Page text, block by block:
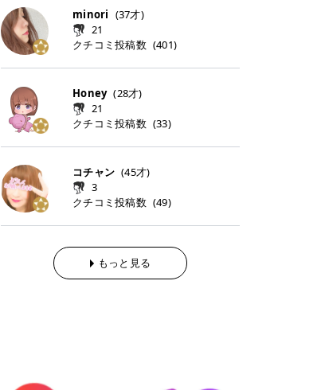
こからは、保湿ケアや肌荒れケア、
毛穴ケアなど目的別におすすめのト
ナーパッドをご紹介します。 毎日使
ャルケアにぴったりなトナーパッド
まで厳選しました。 1. MEDICUBE
PDRNピンクコラーゲンゲルトナー
パッド 「うるおいとハリ感をサポー
トし、なめらかな肌へ導く高密着ゲ
ルパッド」 PDRNやコラーゲン成分
る肌をしっとり整えるゲルタイプの
トナーパッド。密着力が高く、スキ
ンケアの土台ケアとして取り入れや
見るQoo10での購入はこちら 2. BIO
DANCE コラーゲンゲルトナーパッ
ド 「うるおいを与えながら肌をやわ
らかく整える保湿ケアパッド」 ゲル
います。だからこそ、しっかり比較
して選ぶことが大切なのです。 医療
脱毛の「熱破壊式」と「蓄熱式」と
式」の2種類があり、それぞれ得意
な毛質が違います。 * 熱破壊式 高
出力のレーザーをバチッ！と当て
て、毛根の発毛組織に向けてレーザ
ーを照射します。ワキやVIOのよう
す！その分、輪ゴムで弾かれたよう
な強い痛みを感じやすい傾向があり
ます。 * 蓄熱式 低出力のレーザー
わじわ熱を伝える方式です。急激な
熱さを感じにくく、痛みや肌への負
担を抑えやすいのが嬉しいポイン
で割引 ・ペア限定プラン｜家族や友
人と一緒にスタートできる ・他社か
らの「のりかえ」や「お友だち紹
介」も！ 6. 予約から脱毛施術まで
のステップ ・無料カウンセリングの
ち物 ・医師の問診とプラン提案 ・
施術当日の流れと次回予約の取り方
7. 店舗一覧と美容医療メニュー ・
の店舗一覧 ・脱毛だけじゃない！美
容医療メニュー 8. まとめ ｜エミナ
ルクリニックの魅力とは？選ばれる
3つの特徴 ※1 開業2019年3月20日
～2026年6月30日時点(医療脱毛、
ハイフ、ダーマペン、美容点滴、医
りたいけど、痛いのはイヤだし、通
う時間もない…」医療脱毛にそんな
ハードルを感じていませんか？エミ
いめメイクにもカジュアルメイクに
もマッチします。 ラズベリーケーキ
｜甘く可愛いモーヴピンク 鮮やかな
青みを感じるラズベリーピンク。 フ
ェミニンな雰囲気を演出できる可愛
てながら、甘さのある印象に。 韓国
メイクやピンクメイクとも相性抜群
です。 フルーツオレ｜ピュア感あふ
くふんわり発色し、粘膜リップのよ
うな仕上がりになります。 柔らかく
可愛らしい印象になり、毎日使いた
くなるナチュラルカラー。 スクール
メイクやオフィスメイクにもおすす
ン｜上品なピンクベージュ 黄みを抑
えたクリーミーなピンクベージュ。
ほんのり青みを感じる絶妙なカラー
> > スキンケア成分が配合されてい
て保湿もしっかりしてくれます。最
近、乾燥していた唇がプルンと見え
アイテム詳細を見るQoo10でのご購
柳屋（ヤナギヤ）「柳屋 あんず
油」 👑「柳屋 あんず油」の特徴 1
00％植物由来の「柳屋 あんず油」
だけでなく、ボディケア・ネイルケ
アなど幅広く保湿ケア。 実際に使用
した方のクチコミ > 5 > 1本あると
> ──────────── > > 100%植
でいてパサついているので > オイル
は必需品です > > 少しとろみがある
けでポイントが貯まるのが大きな魅
力です✨ 例えば、、、 ・メガ割の
タイミングで利用することが多いQ
＠cosme ・韓国コスメをチェック
する際によく見るOLIVE YOUNG GL
OBAL など、すでに使い慣れている
サイトが対象になっている場合も多
く、お買い物の内容や流れを変える
必要はありません。 「どうせ買う予
ドを経由するだけで、ポイントも一
緒に受け取れる、そんな手軽さがあ
ります✨ またトラミーリワードに
・1ポイント＝1円でわかりやすい
・選べるe-GIFT・Amazonギフト
券・ドットマネーなどに交換できる
・トラミー会員なら無料で利用でき
minori (37才)
21
クチコミ投稿数 (401)
Honey (28才)
21
クチコミ投稿数 (33)
コチャン (45才)
3
クチコミ投稿数 (49)
もっと見る